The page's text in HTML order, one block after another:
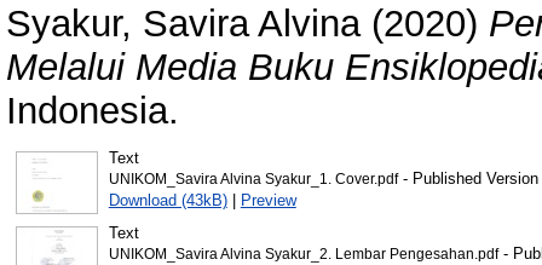
Syakur, Savira Alvina(2020)
Melalui Media Buku
Indonesia.
Text
UNIKOM_Savira Alvina Syakur_1. Cover.pdf- Published Version
Download (43kB)| Preview
Text
UNIKOM_Savira Alvina Syakur_2. Lembar Pengesahan.pdf-